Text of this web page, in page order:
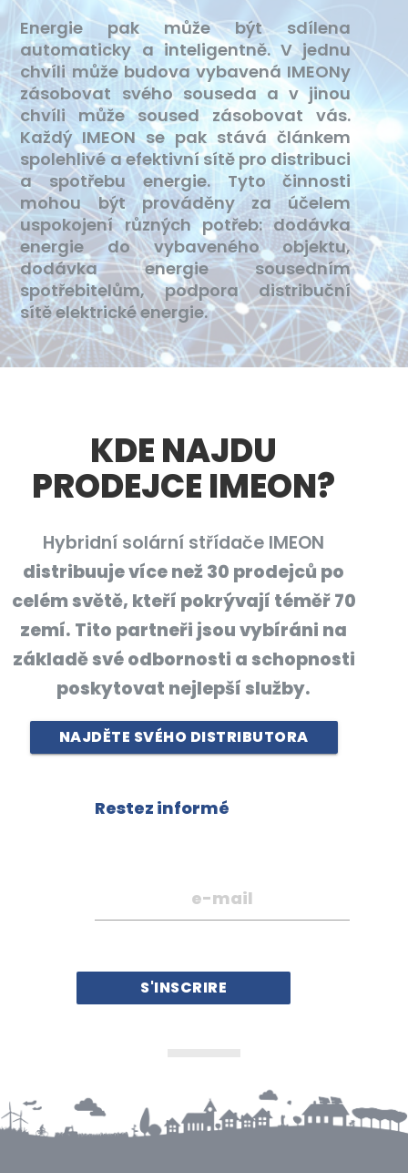
Energie pak může být sdílena
automaticky a inteligentně. V jednu
chvíli může budova vybavená IMEONy
zásobovat svého souseda a v jinou
chvíli může soused zásobovat vás.
Každý IMEON se pak stává článkem
spolehlivé a efektivní sítě pro distribuci
a spotřebu energie. Tyto činnosti
mohou být prováděny za účelem
uspokojení různých potřeb: dodávka
energie do vybaveného objektu,
dodávka energie sousedním
spotřebitelům, podpora distribuční
sítě elektrické energie.
KDE NAJDU
PRODEJCE IMEON?
Hybridní solární střídače IMEON
distribuuje více než30 prodejců po
celém světě, kteří pokrývají téměř 70
zemí. Tito partneři jsou vybíráni na
základěsvé odbornosti a schopnosti
poskytovat nejlepší služby.
NAJDĚTE SVÉHO DISTRIBUTORA
Restez informé